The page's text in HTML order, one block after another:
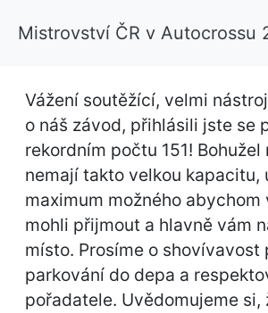
Mistrovství ČR v Autocrossu
Vážení soutěžící, velmi
o náš závod, přihlásili jste se
rekordním počtu 151! Bohužel
nemají takto velkou kapacitu,
maximum možného abychom
mohli přijmout a hlavně vám
místo. Prosíme o shovívavost
parkování do depa a
pořadatele. Uvědomujeme si,